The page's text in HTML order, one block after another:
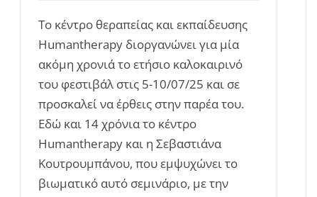
Το κέντρο θεραπείας και εκπαίδευσης
Humantherapy διοργανώνει για μία
ακόμη χρονιά το ετήσιο καλοκαιρινό
του φεστιβάλ στις 5-10/07/25 και σε
προσκαλεί να έρθεις στην παρέα του.
Εδώ και 14 χρόνια το κέντρο
Humantherapy και η Σεβαστιάνα
Κουτρουμπάνου, που εμψυχώνει το
βιωματικό αυτό σεμινάριο, με την